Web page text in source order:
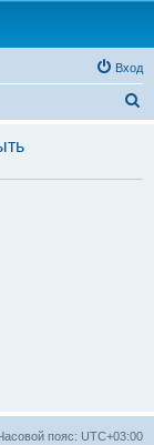
Вход
с
пояс: UTC+03:00